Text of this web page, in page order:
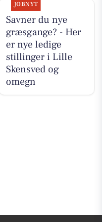
JOBNYT
Savner du nye
græsgange? - Her
er nye ledige
stillinger i Lille
Skensved og
omegn